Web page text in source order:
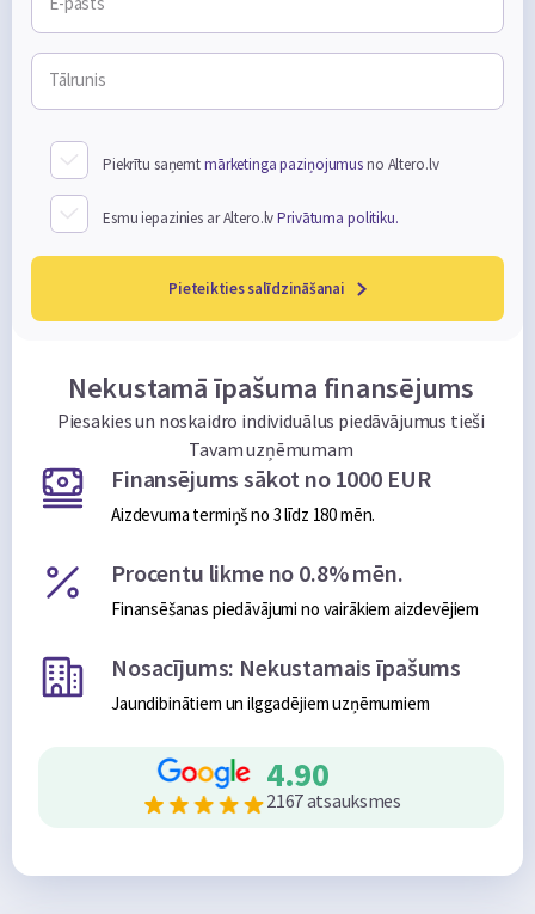
Nekustamā īpašuma finansējums
Piesakies un noskaidro individuālus piedāvājumus tieši
Tavam uzņēmumam
Finansējums sākot no 1000 EUR
Aizdevuma termiņš no 3 līdz 180 mēn.
Procentu likme no 0.8% mēn.
Finansēšanas piedāvājumi no vairākiem aizdevējiem
Nosacījums: Nekustamais īpašums
Jaundibinātiem un ilggadējiem uzņēmumiem
4.90
2167 atsauksmes
Tālrunis
Piekrītu saņemtmārketinga paziņojumusno Altero.lv
Esmu iepazinies ar Altero.lvPrivātuma politiku.
Pieteikties salīdzināšanai